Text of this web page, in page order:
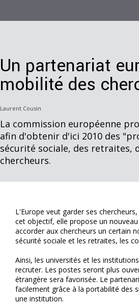
Un partenariat
mobilité des
Laurent Cousin
La commission européenne
afin d'obtenir d'ici 2010 des
sécurité sociale, des retraites,
chercheurs.
L'Europe veut garder ses
cet objectif, elle propose un
accorder aux chercheurs un certain
sécurité sociale et les retraites, les
Ainsi, les universités et les
recruter. Les postes seront plus
étrangère sera favorisée. Le
facilement grâce à la portabilité des
une institution.